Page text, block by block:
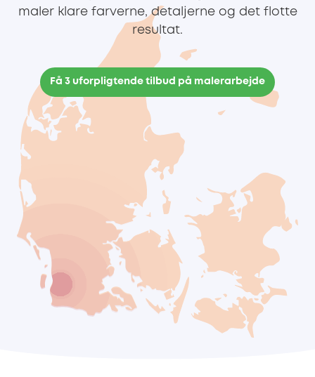
maler klare farverne, detaljerne og det flotte
resultat.
Få 3 uforpligtende tilbud på malerarbejde